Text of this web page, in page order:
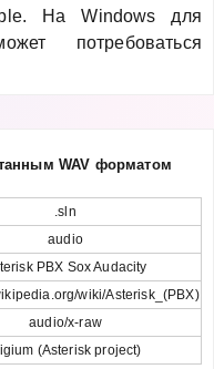
На Windows для
потребоваться
WAV форматом
.sln
audio
PBX Sox Audacity
wiki/Asterisk_(PBX)
audio/x-raw
(Asterisk project)